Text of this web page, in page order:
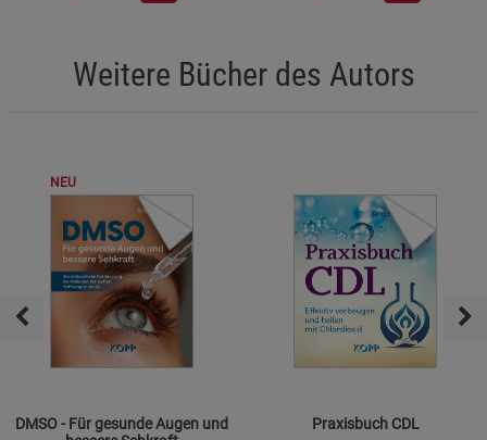
Weitere Bücher des Autors
NEU
DMSO - Für gesunde Augen und
Praxisbuch CDL